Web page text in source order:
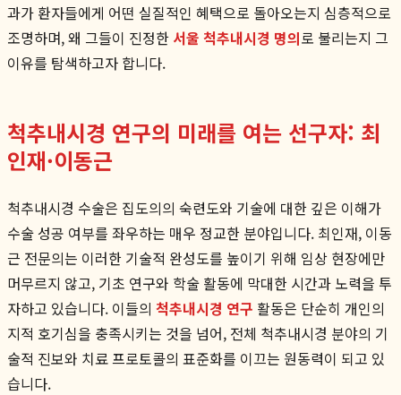
과가 환자들에게 어떤 실질적인 혜택으로 돌아오는지 심층적으로
조명하며, 왜 그들이 진정한 서울 척추내시경 명의로 불리는지 그
이유를 탐색하고자 합니다.
척추내시경 연구의 미래를 여는 선구자: 최
인재·이동근
척추내시경 수술은 집도의의 숙련도와 기술에 대한 깊은 이해가
수술 성공 여부를 좌우하는 매우 정교한 분야입니다. 최인재, 이동
근 전문의는 이러한 기술적 완성도를 높이기 위해 임상 현장에만
머무르지 않고, 기초 연구와 학술 활동에 막대한 시간과 노력을 투
자하고 있습니다. 이들의 척추내시경 연구 활동은 단순히 개인의
지적 호기심을 충족시키는 것을 넘어, 전체 척추내시경 분야의 기
술적 진보와 치료 프로토콜의 표준화를 이끄는 원동력이 되고 있
습니다.